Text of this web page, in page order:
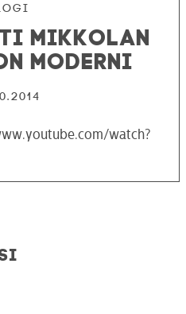
Mikkolan
moderni
watch?